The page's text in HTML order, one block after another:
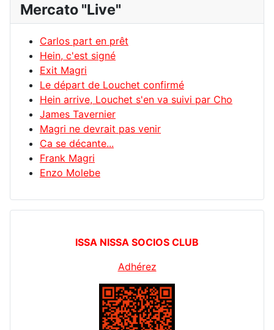
Mercato "Live"
Carlos part en prêt
Hein, c'est signé
Exit Magri
Le départ de Louchet confirmé
Hein arrive, Louchet s'en va suivi par Cho
James Tavernier
Magri ne devrait pas venir
Ca se décante...
Frank Magri
Enzo Molebe
ISSA NISSA SOCIOS CLUB
Adhérez